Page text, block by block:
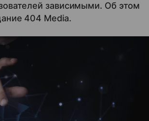
зависимыми. Об этом
404 Media.